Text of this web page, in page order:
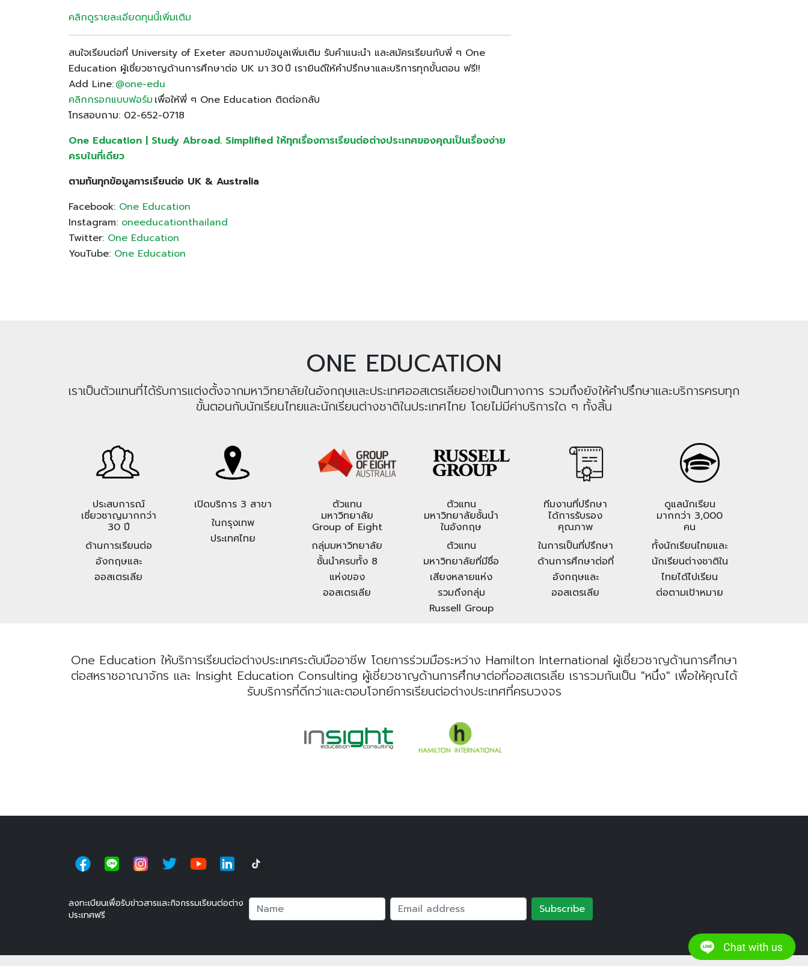
คลิกดูรายละเอียดทุนนี้เพิ่มเติม
สนใจเรียนต่อที่ University of Exeter สอบถามข้อมูลเพิ่มเติม รับคำแนะนำ และสมัครเรียนกับพี่ ๆ One
Education ผู้เชี่ยวชาญด้านการศึกษาต่อ UK มา 30 ปี เรายินดีให้คำปรึกษาและบริการทุกขั้นตอน ฟรี!!
Add Line:@one-edu
คลิกกรอกแบบฟอร์ม เพื่อให้พี่ ๆ One Education ติดต่อกลับ
โทรสอบถาม: 02-652-0718
One Education | Study Abroad. Simplified ให้ทุกเรื่องการเรียนต่อต่างประเทศของคุณเป็นเรื่องง่าย
ครบในที่เดียว
ตามทันทุกข้อมูลการเรียนต่อ UK & Australia
Facebook: One Education
Instagram: oneeducationthailand
Twitter: One Education
YouTube: One Education
ONE EDUCATION
เราเป็นตัวแทนที่ได้รับการแต่งตั้งจากมหาวิทยาลัยในอังกฤษและประเทศออสเตรเลียอย่างเป็นทางการ รวมถึงยังให้คำปรึกษาและบริการครบทุก
ขั้นตอนกับนักเรียนไทยและนักเรียนต่างชาติในประเทศไทย โดยไม่มีค่าบริการใด ๆ ทั้งสิ้น
ประสบการณ์
เชี่ยวชาญมากกว่า
30 ปี
ด้านการเรียนต่อ
อังกฤษและ
ออสเตรเลีย
เปิดบริการ 3 สาขา
ในกรุงเทพ
ประเทศไทย
ตัวแทน
มหาวิทยาลัย
Group of Eight
กลุ่มมหาวิทยาลัย
ชั้นนำครบทั้ง 8
แห่งของ
ออสเตรเลีย
ตัวแทน
มหาวิทยาลัยชั้นนำ
ในอังกฤษ
ตัวแทน
มหาวิทยาลัยที่มีชื่อ
เสียงหลายแห่ง
รวมถึงกลุ่ม
Russell Group
ทีมงานที่ปรึกษา
ได้การรับรอง
คุณภาพ
ในการเป็นที่ปรึกษา
ด้านการศึกษาต่อที่
อังกฤษและ
ออสเตรเลีย
ดูแลนักเรียน
มากกว่า 3,000
คน
ทั้งนักเรียนไทยและ
นักเรียนต่างชาติใน
ไทยได้ไปเรียน
ต่อตามเป้าหมาย
One Education ให้บริการเรียนต่อต่างประเทศระดับมืออาชีพ โดยการร่วมมือระหว่าง Hamilton International ผู้เชี่ยวชาญด้านการศึกษา
ต่อสหราชอาณาจักร และ Insight Education Consulting ผู้เชี่ยวชาญด้านการศึกษาต่อที่ออสเตรเลีย เรารวมกันเป็น "หนึ่ง" เพื่อให้คุณได้
รับบริการที่ดีกว่าและตอบโจทย์การเรียนต่อต่างประเทศที่ครบวงจร
ลงทะเบียนเพื่อรับข่าวสารและกิจกรรมเรียนต่อต่าง
ประเทศฟรี
Name Email Subscribe